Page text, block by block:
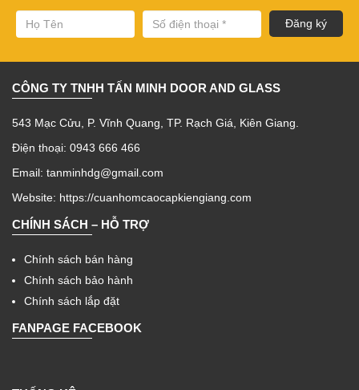
CÔNG TY TNHH TẤN MINH DOOR AND GLASS
543 Mạc Cửu, P. Vĩnh Quang, TP. Rạch Giá, Kiên Giang.
Điện thoại: 0943 666 466
Email: tanminhdg@gmail.com
Website: https://cuanhomcaocapkiengiang.com
CHÍNH SÁCH – HỖ TRỢ
Chính sách bán hàng
Chính sách bảo hành
Chính sách lắp đặt
FANPAGE FACEBOOK